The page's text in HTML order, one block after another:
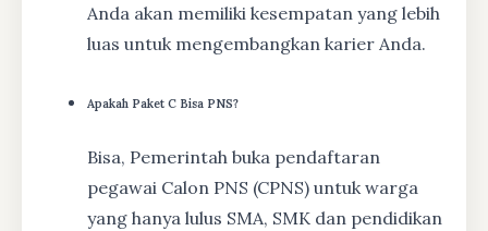
Anda akan memiliki kesempatan yang lebih
luas untuk mengembangkan karier Anda.
Apakah Paket C Bisa PNS?
Bisa, Pemerintah buka pendaftaran
pegawai Calon PNS (CPNS) untuk warga
yang hanya lulus SMA, SMK dan pendidikan